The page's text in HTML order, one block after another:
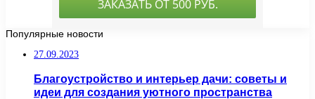
Популярные новости
27.09.2023
Благоустройство и интерьер дачи: советы и
идеи для создания уютного пространства